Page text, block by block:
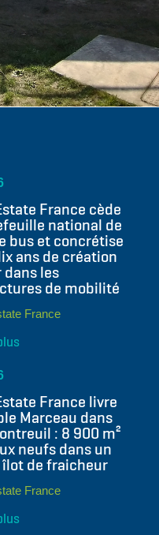
France cède
national de
bus et concrétise
ans de création
dans les
de mobilité
France
France livre
Marceau dans
: 8 900 m²
neufs dans un
de fraicheur
France